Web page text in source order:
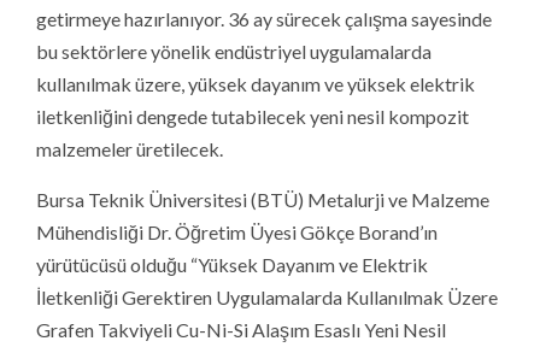
getirmeye hazırlanıyor. 36 ay sürecek çalışma sayesinde
bu sektörlere yönelik endüstriyel uygulamalarda
kullanılmak üzere, yüksek dayanım ve yüksek elektrik
iletkenliğini dengede tutabilecek yeni nesil kompozit
malzemeler üretilecek.
Bursa Teknik Üniversitesi (BTÜ) Metalurji ve Malzeme
Mühendisliği Dr. Öğretim Üyesi Gökçe Borand’ın
yürütücüsü olduğu “Yüksek Dayanım ve Elektrik
İletkenliği Gerektiren Uygulamalarda Kullanılmak Üzere
Grafen Takviyeli Cu-Ni-Si Alaşım Esaslı Yeni Nesil